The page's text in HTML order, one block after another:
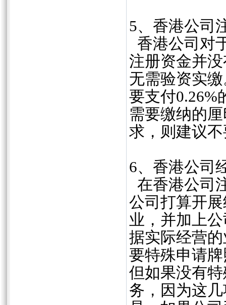
5、香港公司
香港公司对
注册资金并
无需验资实
要支付0.26%
需要缴纳的
求，则建议
6、香港公司
在香港公司
公司打算开
业，并加上
据实际经营
要特殊申请
但如果没有
务，因为这